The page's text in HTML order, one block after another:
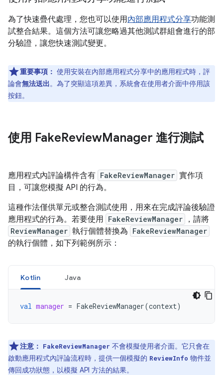
為了快速疊代處理，您也可以使用內部應用程式分享功能測
試整合結果。這個方法可讓您略過其他測試群組會進行的部
分驗證，讓您快速測試變更。
重要事項： 使用安裝在內部應用程式分享中的應用程式時，評
論會無法送出。為了突顯這項差異，系統會在使用者介面中停用該
按鈕。
使用 FakeReviewManager 進行測試
應用程式內評論構件含有 FakeReviewManager 實作項
目，可讓您模擬 API 的行為。
這種作法僅供單元或整合測試使用，用來在完成評論後驗證
應用程式的行為。若要使用 FakeReviewManager ，請將
ReviewManager 執行個體替換為 FakeReviewManager
的執行個體，如下列範例所示：
Kotlin Java
val manager = FakeReviewManager(context)
注意： FakeReviewManager 不會模擬使用者介面。它只會在
啟動應用程式內評論流程時，提供一個模擬的 ReviewInfo 物件並
傳回成功狀態，以模擬 API 方法的結果。